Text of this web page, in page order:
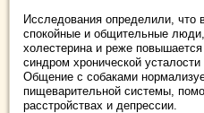
Исследования определили, что
спокойные и общительные
холестерина и реже
синдром хронической
Общение с собаками
пищеварительной системы,
расстройствах и депрессии.